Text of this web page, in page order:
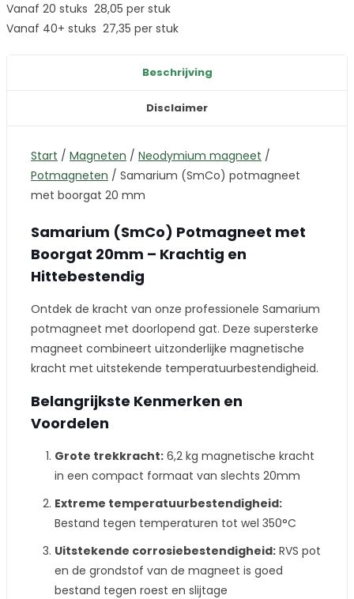
Vanaf 20 stuks 28,05 per stuk
Vanaf 40+ stuks 27,35 per stuk
Beschrijving
Disclaimer
Start / Magneten / Neodymium magneet /
Potmagneten / Samarium (SmCo) potmagneet
met boorgat 20 mm
Samarium (SmCo) Potmagneet met
Boorgat 20mm – Krachtig en
Hittebestendig
Ontdek de kracht van onze professionele Samarium
potmagneet met doorlopend gat. Deze supersterke
magneet combineert uitzonderlijke magnetische
kracht met uitstekende temperatuurbestendigheid.
Belangrijkste Kenmerken en
Voordelen
Grote trekkracht: 6,2 kg magnetische kracht
in een compact formaat van slechts 20mm
Extreme temperatuurbestendigheid:
Bestand tegen temperaturen tot wel 350°C
Uitstekende corrosiebestendigheid: RVS pot
en de grondstof van de magneet is goed
bestand tegen roest en slijtage